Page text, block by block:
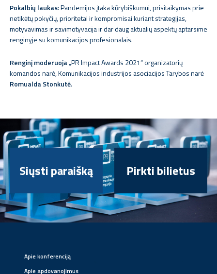
Pokalbių laukas: Pandemijos įtaka kūrybiškumui, prisitaikymas prie
netikėtų pokyčių, prioritetai ir kompromisai kuriant strategijas,
motyvavimas ir savimotyvacija ir dar daug aktualių aspektų aptarsime
renginyje su komunikacijos profesionalais.
Renginį moderuoja„PR Impact Awards 2021“ organizatorių
komandos narė, Komunikacijos industrijos asociacijos Tarybos narė
Romualda Stonkutė.
Siųsti paraišką Pirkti bilietus
Apie konferenciją
Apie apdovanojimus